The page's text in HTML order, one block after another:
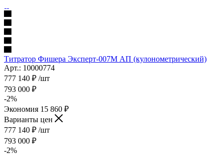
Титратор Фишера Эксперт-007М АП (кулонометрический)
Арт.: 10000774
777 140 ₽ /шт
793 000 ₽
-2%
Экономия 15 860 ₽
Варианты цен
777 140 ₽ /шт
793 000 ₽
-2%